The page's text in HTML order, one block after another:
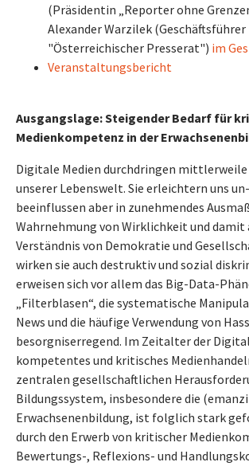
(Präsidentin „Reporter ohne
Alexander Warzilek (Geschäftsführer
"Österreichischer Presserat") im
Veranstaltungsbericht
Ausgangslage: Steigender Bedarf für
Medienkompetenz in der
Digitale Medien durchdringen mittlerweile
unserer Lebenswelt. Sie erleichtern uns
beeinflussen aber in zunehmendes
Wahrnehmung von Wirklichkeit und damit
Verständnis von Demokratie und
wirken sie auch destruktiv und sozial
erweisen sich vor allem das Big-Data-
„Filterblasen“, die systematische
News und die häufige Verwendung von
besorgniserregend. Im Zeitalter der
kompetentes und kritisches
zentralen gesellschaftlichen
Bildungssystem, insbesondere die
Erwachsenenbildung, ist folglich stark
durch den Erwerb von kritischer
Bewertungs-, Reflexions- und